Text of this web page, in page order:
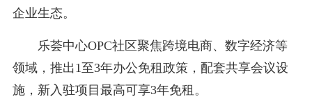
企业生态。
乐荟中心OPC社区聚焦跨境电商、数字经济等
领域，推出1至3年办公免租政策，配套共享会议设
施，新入驻项目最高可享3年免租。